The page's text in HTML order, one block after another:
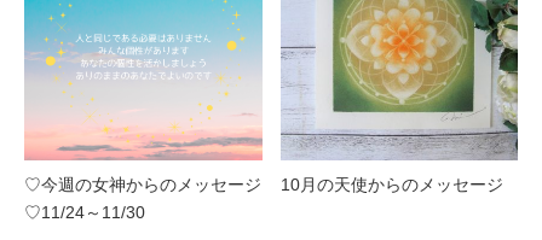
♡今週の女神からのメッセージ
♡11/24～11/30
10月の天使からのメッセージ